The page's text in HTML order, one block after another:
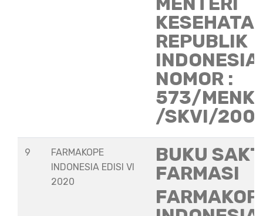
REPUBLIK
INDONESIA
NOMOR :
573/
/SKVI/
9
FARMAKOPE
INDONESIA EDISI VI
2020
BUKU
FARMASI